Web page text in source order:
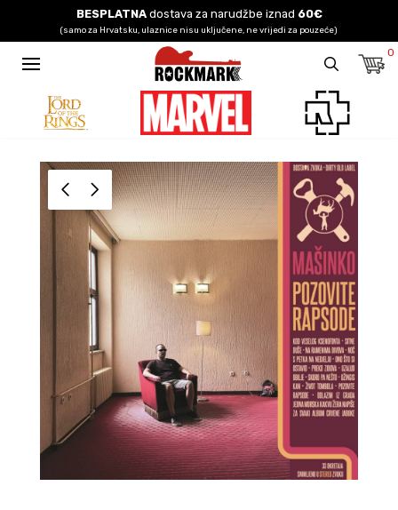
BESPLATNAdostava za narudžbe iznad 60€
(samo za Hrvatsku, ulaznice nisu uključene, ne vrijedi za pouzeće)
0